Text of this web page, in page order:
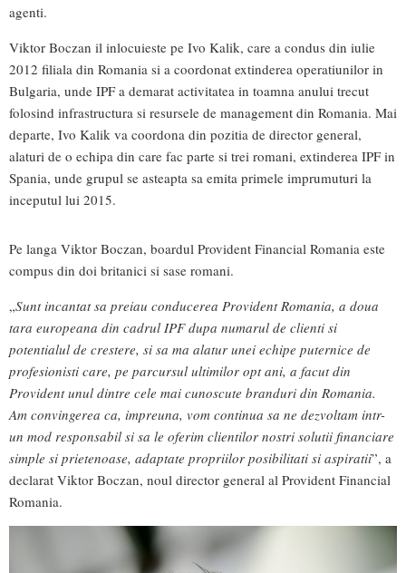
agenti.
Viktor Boczan il inlocuieste pe Ivo Kalik, care a condus din iulie
2012 filiala din Romania si a coordonat extinderea operatiunilor in
Bulgaria, unde IPF a demarat activitatea in toamna anului trecut
folosind infrastructura si resursele de management din Romania. Mai
departe, Ivo Kalik va coordona din pozitia de director general,
alaturi de o echipa din care fac parte si trei romani, extinderea IPF in
Spania, unde grupul se asteapta sa emita primele imprumuturi la
inceputul lui 2015.
Pe langa Viktor Boczan, boardul Provident Financial Romania este
compus din doi britanici si sase romani.
„Sunt incantat sa preiau conducerea Provident Romania, a doua
tara europeana din cadrul IPF dupa numarul de clienti si
potentialul de crestere, si sa ma alatur unei echipe puternice de
profesionisti care, pe parcursul ultimilor opt ani, a facut din
Provident unul dintre cele mai cunoscute branduri din Romania.
Am convingerea ca, impreuna, vom continua sa ne dezvoltam intr-
un mod responsabil si sa le oferim clientilor nostri solutii financiare
simple si prietenoase, adaptate propriilor posibilitati si aspiratii”, a
declarat Viktor Boczan, noul director general al Provident Financial
Romania.